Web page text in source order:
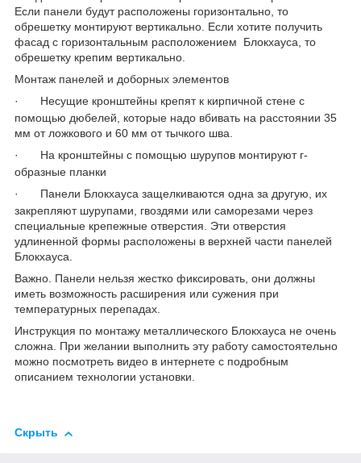
Если панели будут расположены горизонтально, то
обрешетку монтируют вертикально. Если хотите получить
фасад с горизонтальным расположением Блокхауса, то
обрешетку крепим вертикально.
Монтаж панелей и доборных элементов
·
Несущие кронштейны крепят к кирпичной стене с
помощью дюбелей, которые надо вбивать на расстоянии 35
мм от ложкового и 60 мм от тычкого шва.
·
На кронштейны с помощью шурупов монтируют г-
образные планки
·
Панели Блокхауса защелкиваются одна за другую, их
закрепляют шурупами, гвоздями или саморезами через
специальные крепежные отверстия. Эти отверстия
удлиненной формы расположены в верхней части панелей
Блокхауса.
Важно. Панели нельзя жестко фиксировать, они должны
иметь возможность расширения или сужения при
температурных перепадах.
Инструкция по монтажу металлического Блокхауса не очень
сложна. При желании выполнить эту работу самостоятельно
можно посмотреть видео в интернете с подробным
описанием технологии установки.
Скрыть